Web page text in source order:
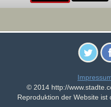
© 2014 http://
Reproduktion der Website ist